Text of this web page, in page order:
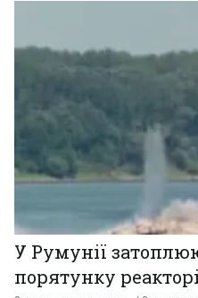
У Румунії
порятунку